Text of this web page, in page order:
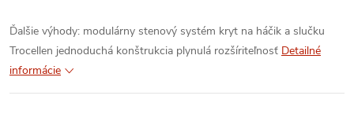
Ďalšie výhody: modulárny stenový systém kryt na háčik a slučku
Trocellen jednoduchá konštrukcia plynulá rozšíriteľnosť Detailné
informácie